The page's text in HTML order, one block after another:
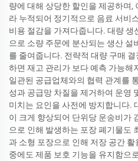
량에 대해 상당한 할인을 제공하며,
라 누적되어 정기적으로 음료 서비
비용 절감을 가져다줍니다. 대량 생
으로 소량 주문에 분산되는 생산 설
를 줄여줍니다. 전략적 대량 구매
하면 재고 관리가 보다 예측 가능해
일관된 공급업체와의 협력 관계를
성과 공급망 차질을 제거하여 운영
미치는 요인을 사전에 방지합니다.
이 크게 향상되어 단위당 운송비가
으로 인해 발생하는 포장 폐기물도
과 소형 포장으로 인해 저장 공간
중에도 제품 보호 기능을 유지함으